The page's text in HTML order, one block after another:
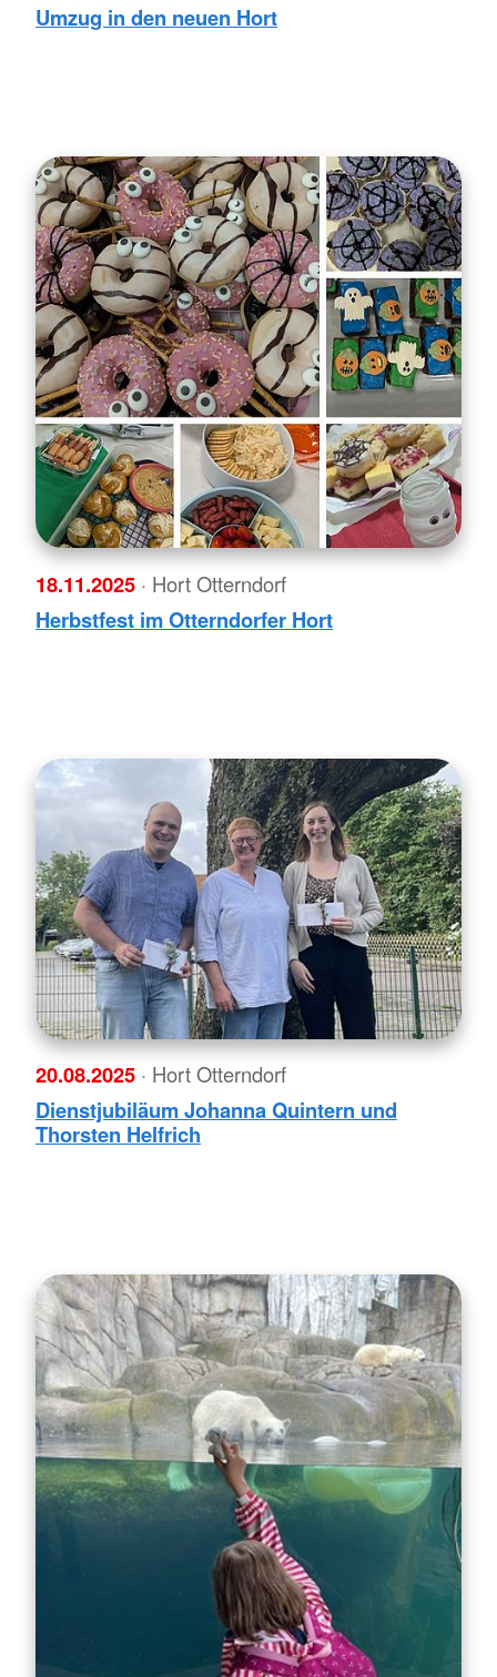
Umzug in den neuen Hort
18.11.2025 · Hort Otterndorf
Herbstfest im Otterndorfer Hort
20.08.2025 · Hort Otterndorf
Dienstjubiläum Johanna Quintern und
Thorsten Helfrich